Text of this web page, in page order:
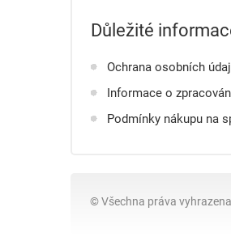
Důležité
Ochrana osobních
Informace o
Podmínky nákupu na
© Všechna práva vyhrazena